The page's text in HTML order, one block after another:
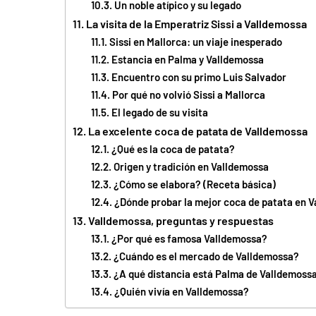
Un noble atípico y su legado
La visita de la Emperatriz Sissi a Valldemossa
Sissi en Mallorca: un viaje inesperado
Estancia en Palma y Valldemossa
Encuentro con su primo Luis Salvador
Por qué no volvió Sissi a Mallorca
El legado de su visita
La excelente coca de patata de Valldemossa
¿Qué es la coca de patata?
Origen y tradición en Valldemossa
¿Cómo se elabora? (Receta básica)
¿Dónde probar la mejor coca de patata en
Valldemossa, preguntas y respuestas
¿Por qué es famosa Valldemossa?
¿Cuándo es el mercado de Valldemossa?
¿A qué distancia está Palma de
¿Quién vivía en Valldemossa?